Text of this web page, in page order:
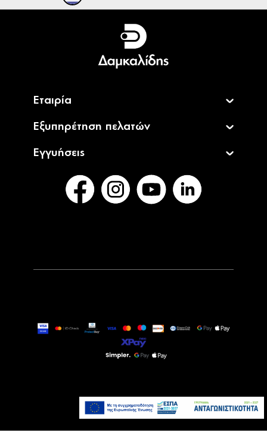
Προσθήκη στο καλάθι
Ελληνικά
English
Εταιρία
Εξυπηρέτηση πελατών
Εγγυήσεις